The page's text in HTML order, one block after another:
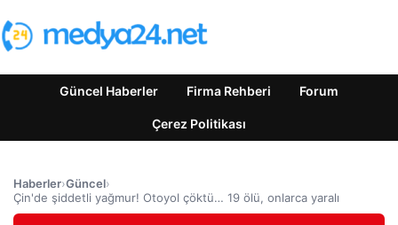
Güncel Haberler Firma Rehberi Forum
Çerez Politikası
Haberler›Güncel›
Çin'de şiddetli yağmur! Otoyol çöktü… 19 ölü, onlarca yaralı